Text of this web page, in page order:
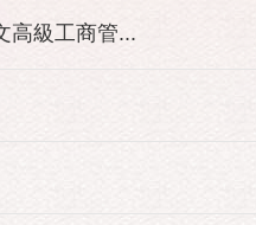
高級工商管...